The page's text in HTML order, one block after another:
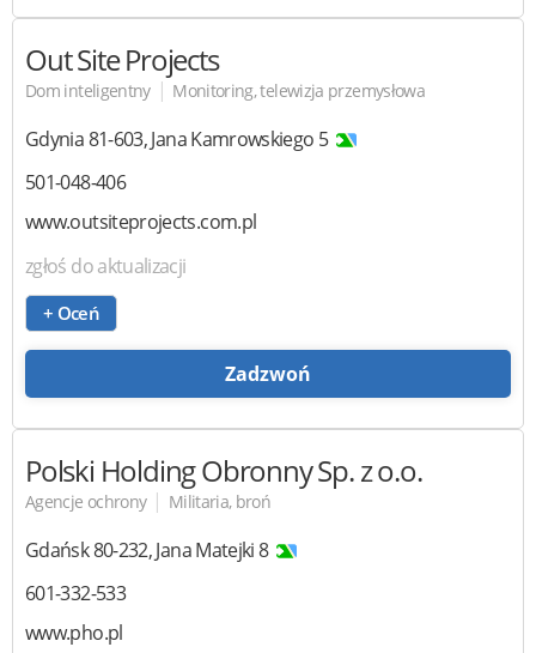
Out Site Projects
Dom inteligentny | Monitoring, telewizja przemysłowa
Gdynia81-603,Jana Kamrowskiego 5
501-048-406
www.outsiteprojects.com.pl
zgłoś do aktualizacji
+ Oceń
Zadzwoń
Polski Holding ObronnySp. z o.o.
Agencje ochrony | Militaria, broń
Gdańsk80-232,Jana Matejki 8
601-332-533
www.pho.pl